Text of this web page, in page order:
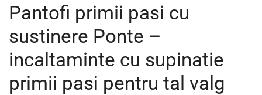
Pantofi primii pasi cu
sustinere Ponte –
incaltaminte cu supinatie
primii pasi pentru tal valg